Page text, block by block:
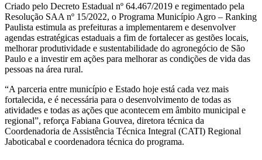
Criado pelo Decreto Estadual nº 64.467/2019 e regimentado pela
Resolução SAA nº 15/2022, o Programa Município Agro – Ranking
Paulista estimula as prefeituras a implementarem e desenvolver
agendas estratégicas estaduais a fim de fortalecer as gestões locais,
melhorar produtividade e sustentabilidade do agronegócio de São
Paulo e a investir em ações para melhorar as condições de vida das
pessoas na área rural.
“A parceria entre município e Estado hoje está cada vez mais
fortalecida, e é necessária para o desenvolvimento de todas as
atividades e todas as ações que acontecem em âmbito municipal e
regional”, reforça Fabiana Gouvea, diretora técnica da
Coordenadoria de Assistência Técnica Integral (CATI) Regional
Jaboticabal e coordenadora técnica do programa.